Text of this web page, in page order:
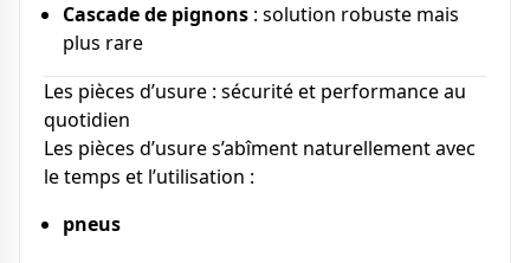
Cascade de pignons : solution robuste mais
plus rare
Les pièces d’usure : sécurité et performance au
quotidien
Les pièces d’usure s’abîment naturellement avec
le temps et l’utilisation :
pneus